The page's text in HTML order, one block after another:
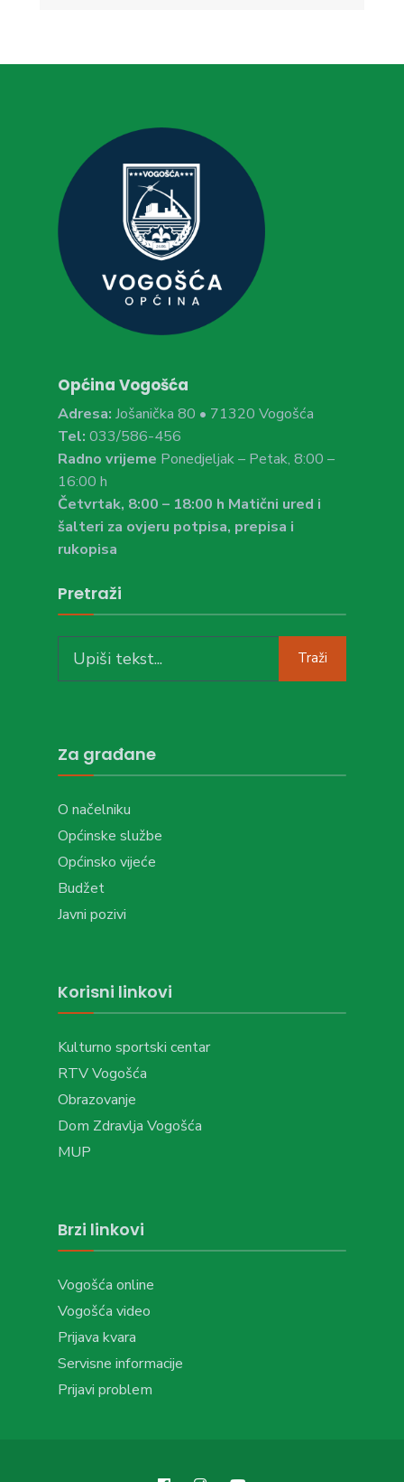
Općina Vogošća
Adresa: Jošanička 80 • 71320 Vogošća
Tel: 033/586-456
Radno vrijeme Ponedjeljak – Petak, 8:00 –
16:00 h
Četvrtak, 8:00 – 18:00 h Matični ured i
šalteri za ovjeru potpisa, prepisa i
rukopisa
Pretraži
for:
Traži
Za građane
O načelniku
Općinske službe
Općinsko vijeće
Budžet
Javni pozivi
Korisni linkovi
Kulturno sportski centar
RTV Vogošća
Obrazovanje
Dom Zdravlja Vogošća
MUP
Brzi linkovi
Vogošća online
Vogošća video
Prijava kvara
Servisne informacije
Prijavi problem